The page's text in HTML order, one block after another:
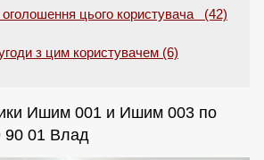
оголошення цього користувача (42)
з цим користувачем (6)
Ишим 001 и Ишим 003 по
90 01 Влад